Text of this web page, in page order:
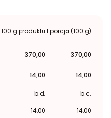
100 g produktu1 porcja (100 g)
370,00 370,00
14,00 14,00
b.d.
b.d.
14,00 14,00